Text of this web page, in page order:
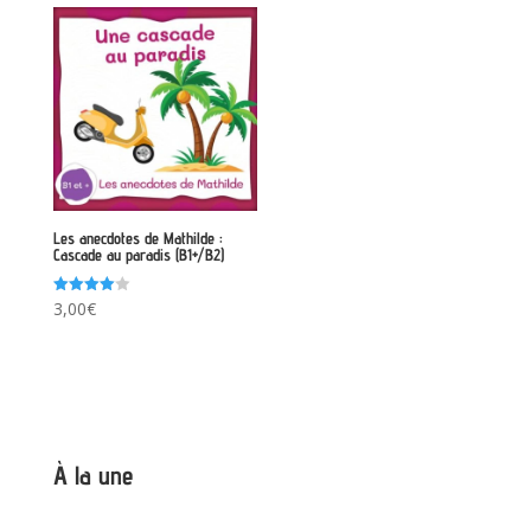
Les anecdotes de Mathilde :
Cascade au paradis (B1+/B2)
Note
4.00
3,00€
À la une